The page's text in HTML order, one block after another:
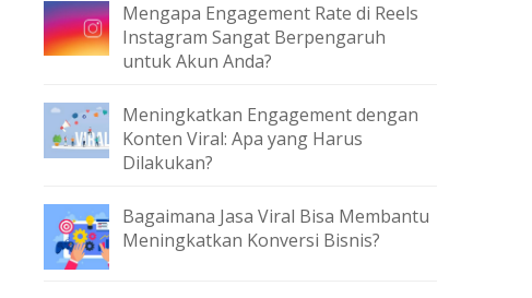
Mengapa Engagement Rate di Reels
Instagram Sangat Berpengaruh
untuk Akun Anda?
Meningkatkan Engagement dengan
Konten Viral: Apa yang Harus
Dilakukan?
Bagaimana Jasa Viral Bisa Membantu
Meningkatkan Konversi Bisnis?